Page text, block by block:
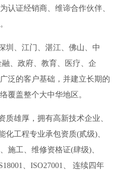
认证经销商、维谛合作伙伴、
、江门、湛江、佛山、中
、政府、教育、医疗、企
泛的客户基础，并建立长期的
覆盖整个大中华地区。
雄厚，拥有高新技术企业、
工程专业承包资质(贰级)、
施工、维修资格证(肆级)、
、ISO27001、 连续四年